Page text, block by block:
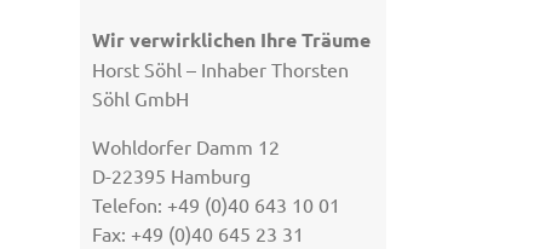
Wir verwirklichen Ihre Träume
Horst Söhl – Inhaber Thorsten
Söhl GmbH
Wohldorfer Damm 12
D-22395 Hamburg
Telefon: +49 (0)40 643 10 01
Fax: +49 (0)40 645 23 31